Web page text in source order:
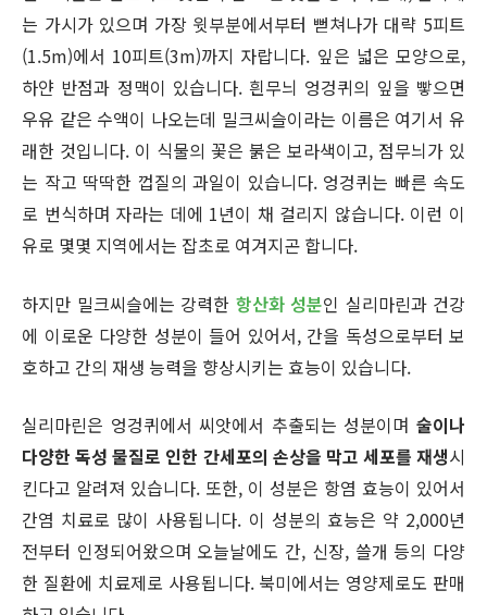
는 가시가 있으며 가장 윗부분에서부터 뻗쳐나가 대략 5피트
(1.5m)에서 10피트(3m)까지 자랍니다. 잎은 넓은 모양으로,
하얀 반점과 정맥이 있습니다. 흰무늬 엉겅퀴의 잎을 빻으면
우유 같은 수액이 나오는데 밀크씨슬이라는 이름은 여기서 유
래한 것입니다. 이 식물의 꽃은 붉은 보라색이고, 점무늬가 있
는 작고 딱딱한 껍질의 과일이 있습니다. 엉겅퀴는 빠른 속도
로 번식하며 자라는 데에 1년이 채 걸리지 않습니다. 이런 이
유로 몇몇 지역에서는 잡초로 여겨지곤 합니다.
하지만 밀크씨슬에는 강력한 항산화 성분인 실리마린과 건강
에 이로운 다양한 성분이 들어 있어서, 간을 독성으로부터 보
호하고 간의 재생 능력을 향상시키는 효능이 있습니다.
실리마린은 엉겅퀴에서 씨앗에서 추출되는 성분이며 술이나
다양한 독성 물질로 인한 간세포의 손상을 막고 세포를 재생시
킨다고 알려져 있습니다. 또한, 이 성분은 항염 효능이 있어서
간염 치료로 많이 사용됩니다. 이 성분의 효능은 약 2,000년
전부터 인정되어왔으며 오늘날에도 간, 신장, 쓸개 등의 다양
한 질환에 치료제로 사용됩니다. 북미에서는 영양제로도 판매